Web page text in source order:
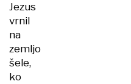
Jezus
vrnil
na
zemljo
šele,
ko